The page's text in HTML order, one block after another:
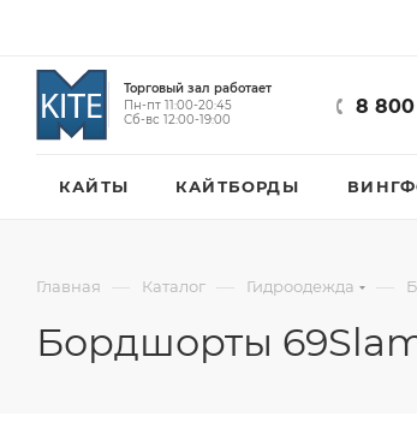
Торговый зал работает
Пн-пт 11:00-20:45
Сб-вс 12:00-19:00
8 800
КАЙТЫ КАЙТБОРДЫ
Главная — Каталог — Гидроодежда —
Бордшорты